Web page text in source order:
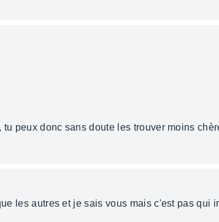
peux donc sans doute les trouver moins
les autres et je sais vous mais c'est pas qui